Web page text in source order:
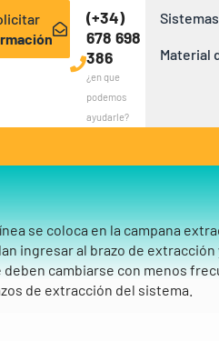
(+34)
678 698
386
¿en que
podemos
ayudarle?
Material
se coloca en la campana
ingresar al brazo de
deben cambiarse con menos
de extracción del sistema.